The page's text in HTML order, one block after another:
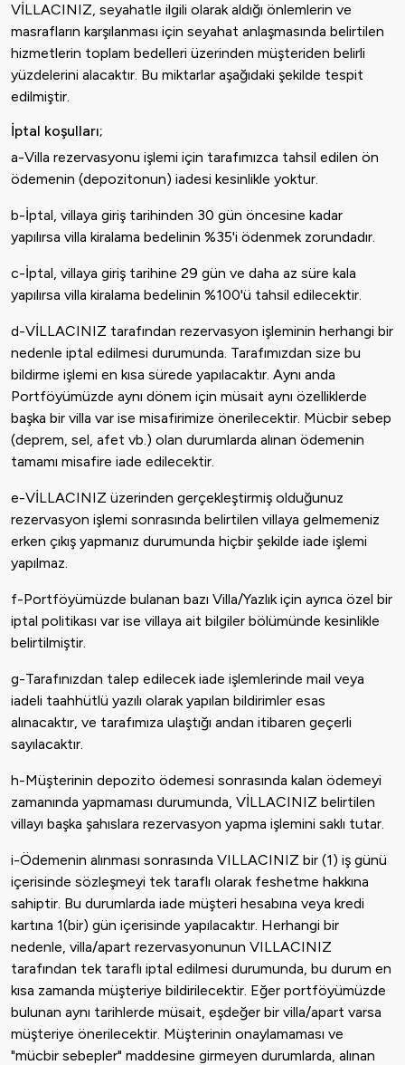
VİLLACINIZ, seyahatle ilgili olarak aldığı önlemlerin ve
masrafların karşılanması için seyahat anlaşmasında belirtilen
hizmetlerin toplam bedelleri üzerinden müşteriden belirli
yüzdelerini alacaktır. Bu miktarlar aşağıdaki şekilde tespit
edilmiştir.
İptal koşulları;
a-Villa rezervasyonu işlemi için tarafımızca tahsil edilen ön
ödemenin (depozitonun) iadesi kesinlikle yoktur.
b-İptal, villaya giriş tarihinden 30 gün öncesine kadar
yapılırsa villa kiralama bedelinin %35'i ödenmek zorundadır.
c-İptal, villaya giriş tarihine 29 gün ve daha az süre kala
yapılırsa villa kiralama bedelinin %100'ü tahsil edilecektir.
d-VİLLACINIZ tarafından rezervasyon işleminin herhangi bir
nedenle iptal edilmesi durumunda. Tarafımızdan size bu
bildirme işlemi en kısa sürede yapılacaktır. Aynı anda
Portföyümüzde aynı dönem için müsait aynı özelliklerde
başka bir villa var ise misafirimize önerilecektir. Mücbir sebep
(deprem, sel, afet vb.) olan durumlarda alınan ödemenin
tamamı misafire iade edilecektir.
e-VİLLACINIZ üzerinden gerçekleştirmiş olduğunuz
rezervasyon işlemi sonrasında belirtilen villaya gelmemeniz
erken çıkış yapmanız durumunda hiçbir şekilde iade işlemi
yapılmaz.
f-Portföyümüzde bulanan bazı Villa/Yazlık için ayrıca özel bir
iptal politikası var ise villaya ait bilgiler bölümünde kesinlikle
belirtilmiştir.
g-Tarafınızdan talep edilecek iade işlemlerinde mail veya
iadeli taahhütlü yazılı olarak yapılan bildirimler esas
alınacaktır, ve tarafımıza ulaştığı andan itibaren geçerli
sayılacaktır.
h-Müşterinin depozito ödemesi sonrasında kalan ödemeyi
zamanında yapmaması durumunda, VİLLACINIZ belirtilen
villayı başka şahıslara rezervasyon yapma işlemini saklı tutar.
i-Ödemenin alınması sonrasında VILLACINIZ bir (1) iş günü
içerisinde sözleşmeyi tek taraflı olarak feshetme hakkına
sahiptir. Bu durumlarda iade müşteri hesabına veya kredi
kartına 1(bir) gün içerisinde yapılacaktır. Herhangi bir
nedenle, villa/apart rezervasyonunun VILLACINIZ
tarafından tek taraflı iptal edilmesi durumunda, bu durum en
kısa zamanda müşteriye bildirilecektir. Eğer portföyümüzde
bulunan aynı tarihlerde müsait, eşdeğer bir villa/apart varsa
müşteriye önerilecektir. Müşterinin onaylamaması ve
"mücbir sebepler" maddesine girmeyen durumlarda, alınan